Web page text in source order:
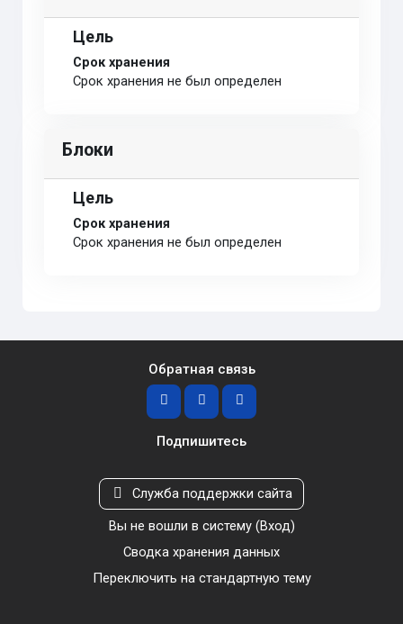
Цель
Срок хранения
Срок хранения не был определен
Блоки
Цель
Срок хранения
Срок хранения не был определен
Обратная связь
Подпишитесь
Служба поддержки сайта
Вы не вошли в систему (Вход)
Сводка хранения данных
Переключить на стандартную тему